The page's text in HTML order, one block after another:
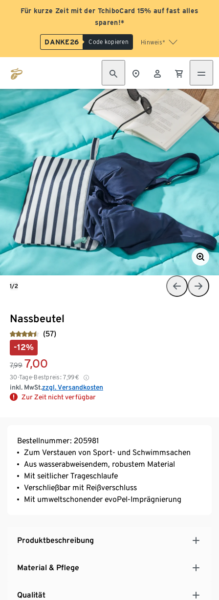
Für kurze Zeit mit der TchiboCard 15% auf fast alles
sparen!*
DANKE26 Code kopieren Hinweis*
Nassbeutel
(57)
-12%
7,99 7,00
30-Tage-Bestpreis: 7,99€
inkl. MwSt.zzgl. Versandkosten
Zur Zeit nicht verfügbar
1/2
Bestellnummer: 205981
Zum Verstauen von Sport- und Schwimmsachen
Aus wasserabweisendem, robustem Material
Mit seitlicher Trageschlaufe
Verschließbar mit Reißverschluss
Mit umweltschonender evoPel-Imprägnierung
Produktbeschreibung
Material & Pflege
Qualität